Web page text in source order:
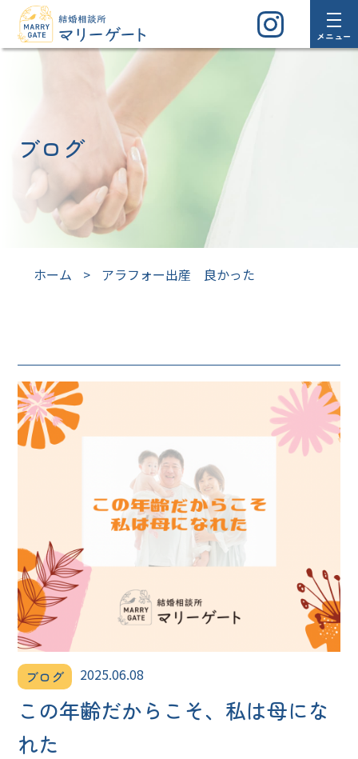
メニュー
ブログ
ホーム > アラフォー出産 良かった
ブログ 2025.06.08
この年齢だからこそ、私は母にな
れた